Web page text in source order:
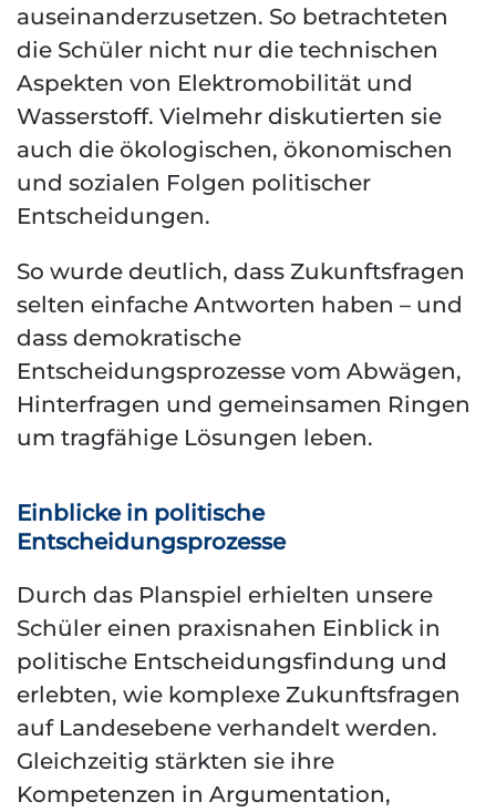
auseinanderzusetzen. So betrachteten
die Schüler nicht nur die technischen
Aspekten von Elektromobilität und
Wasserstoff. Vielmehr diskutierten sie
auch die ökologischen, ökonomischen
und sozialen Folgen politischer
Entscheidungen.
So wurde deutlich, dass Zukunftsfragen
selten einfache Antworten haben – und
dass demokratische
Entscheidungsprozesse vom Abwägen,
Hinterfragen und gemeinsamen Ringen
um tragfähige Lösungen leben.
Einblicke in politische
Entscheidungsprozesse
Durch das Planspiel erhielten unsere
Schüler einen praxisnahen Einblick in
politische Entscheidungsfindung und
erlebten, wie komplexe Zukunftsfragen
auf Landesebene verhandelt werden.
Gleichzeitig stärkten sie ihre
Kompetenzen in Argumentation,